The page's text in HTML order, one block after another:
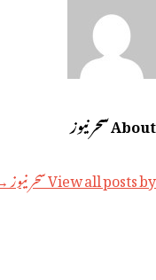
About سحر نیوز
View all posts by سحر نیوز →